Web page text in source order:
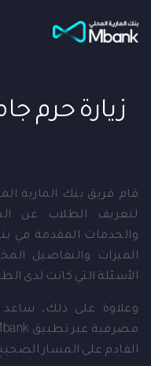
زيارة حرم
قام فريق بنك المارية
لتعريف الطلاب عن
والخدمات المقدمة في
الميزات والتفاصيل
الأسئلة التي كانت لدى
وعلاوة على ذلك،
القادم على المسار